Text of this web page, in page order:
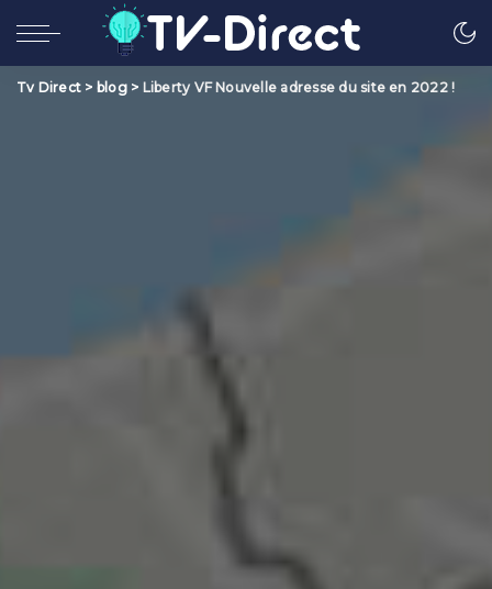
Tv Direct > blog> Liberty VF Nouvelle adresse du site en 2022 !